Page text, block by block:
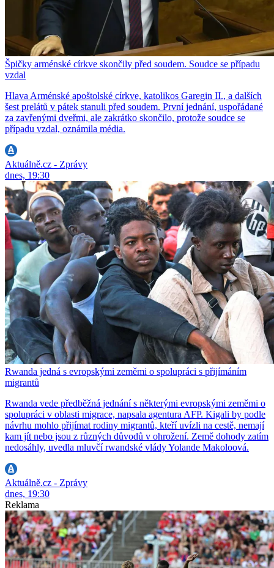
Špičky arménské církve skončily před soudem. Soudce se případu
vzdal
Hlava Arménské apoštolské církve, katolikos Garegin II., a dalších
šest prelátů v pátek stanuli před soudem. První jednání, uspořádané
za zavřenými dveřmi, ale zakrátko skončilo, protože soudce se
případu vzdal, oznámila média.
Aktuálně.cz - Zprávy
dnes, 19:30
Rwanda jedná s evropskými zeměmi o spolupráci s přijímáním
migrantů
Rwanda vede předběžná jednání s některými evropskými zeměmi o
spolupráci v oblasti migrace, napsala agentura AFP. Kigali by podle
návrhu mohlo přijímat rodiny migrantů, kteří uvízli na cestě, nemají
kam jít nebo jsou z různých důvodů v ohrožení. Země dohody zatím
nedosáhly, uvedla mluvčí rwandské vlády Yolande Makoloová.
Aktuálně.cz - Zprávy
dnes, 19:30
Reklama